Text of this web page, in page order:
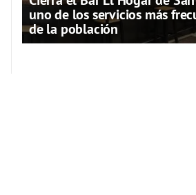
uno de los servicios más
de la población